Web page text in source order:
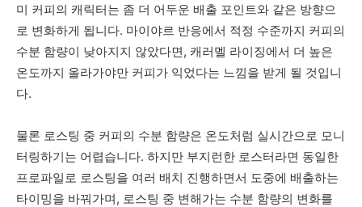
미 커피의 캐릭터는 좀 더 어두운 배출 포인트와 같은 방향으
로 변화하게 됩니다. 마이야르 반응에서 적정 수준까지 커피의
수분 함량이 낮아지지 않았다면, 캐러멜 라이징에서 더 높은
온도까지 올라가야만 커피가 익었다는 느낌을 받게 될 것입니
다.
물론 로스팅 중 커피의 수분 함량은 온도처럼 실시간으로 모니
터링하기는 어렵습니다. 하지만 부지런한 로스터라면 동일한
프로파일로 로스팅을 여러 배치 진행하면서 도중에 배출하는
타이밍을 바꿔가며, 로스팅 중 변해가는 수분 함량의 변화를